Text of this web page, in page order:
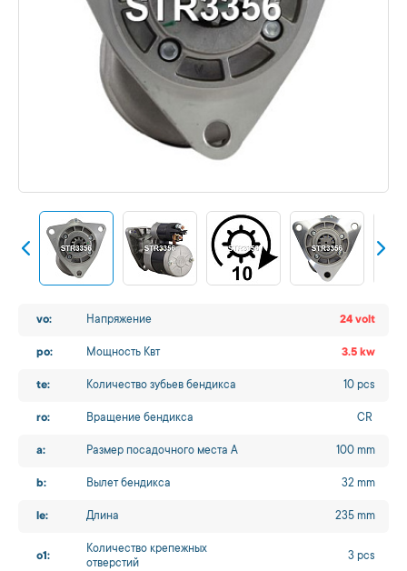
vo: Напряжение 24 volt
po: Мощность Квт 3.5 kw
te: Количество зубьев бендикса 10 pcs
ro: Вращение бендикса CR
a: Размер посадочного места A 100 mm
b: Вылет бендикса 32 mm
le: Длина 235 mm
o1:
Количество крепежных
отверстий
3 pcs